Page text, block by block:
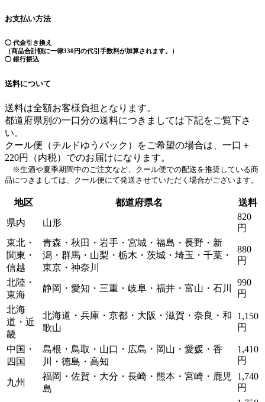
お支払い方法
◯ 代金引き換え
（商品合計額に一律330円の代引手数料が加算されます。）
◯ 銀行振込
送料について
送料は全額お客様負担となります。
都道府県別の一口分の送料につきましては下記をご覧下さ
い。
クール便（チルドゆうパック）をご希望の場合は、一口＋
220円（内税）でのお届けになります。
※生酒や夏季期間中のご注文など、クール便での配送を推奨している商
品につきましては、クール便にて発送させていただく場合がございます。
地区 都道府県名
送料
県内
山形
820
円
東北・
関東・
信越
青森・秋田・岩手・宮城・福島・長野・新
潟・群馬・山梨・栃木・茨城・埼玉・千葉・
東京・神奈川
880
円
北陸・
東海
静岡・愛知・三重・岐阜・福井・富山・石川
990
円
北海
道・近
畿
北海道・兵庫・京都・大阪・滋賀・奈良・和
歌山
1,150
円
中国・
四国
島根・鳥取・山口・広島・岡山・愛媛・香
川・徳島・高知
1,410
円
九州
福岡・佐賀・大分・長崎・熊本・宮崎・鹿児
島
1,740
円